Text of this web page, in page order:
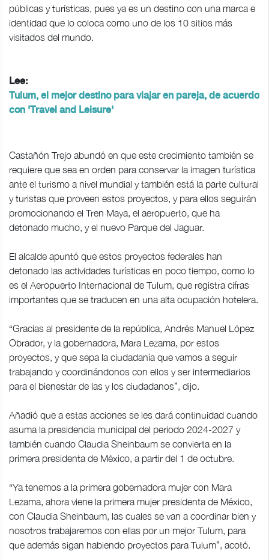
públicas y turísticas, pues ya es un destino con una marca e
identidad que lo coloca como uno de los 10 sitios más
visitados del mundo.
Lee:
Tulum, el mejor destino para viajar en pareja, de acuerdo
con 'Travel and Leisure'
Castañón Trejo abundó en que este crecimiento también se
requiere que sea en orden para conservar la imagen turística
ante el turismo a nivel mundial y también está la parte cultural
y turistas que proveen estos proyectos, y para ellos seguirán
promocionando el Tren Maya, el aeropuerto, que ha
detonado mucho, y el nuevo Parque del Jaguar.
El alcalde apuntó que estos proyectos federales han
detonado las actividades turísticas en poco tiempo, como lo
es el Aeropuerto Internacional de Tulum, que registra cifras
importantes que se traducen en una alta ocupación hotelera.
“Gracias al presidente de la república, Andrés Manuel López
Obrador, y la gobernadora, Mara Lezama, por estos
proyectos, y que sepa la ciudadanía que vamos a seguir
trabajando y coordinándonos con ellos y ser intermediarios
para el bienestar de las y los ciudadanos”, dijo.
Añadió que a estas acciones se les dará continuidad cuando
asuma la presidencia municipal del periodo 2024-2027 y
también cuando Claudia Sheinbaum se convierta en la
primera presidenta de México, a partir del 1 de octubre.
“Ya tenemos a la primera gobernadora mujer con Mara
Lezama, ahora viene la primera mujer presidenta de México,
con Claudia Sheinbaum, las cuales se van a coordinar bien y
nosotros trabajaremos con ellas por un mejor Tulum, para
que además sigan habiendo proyectos para Tulum”, acotó.